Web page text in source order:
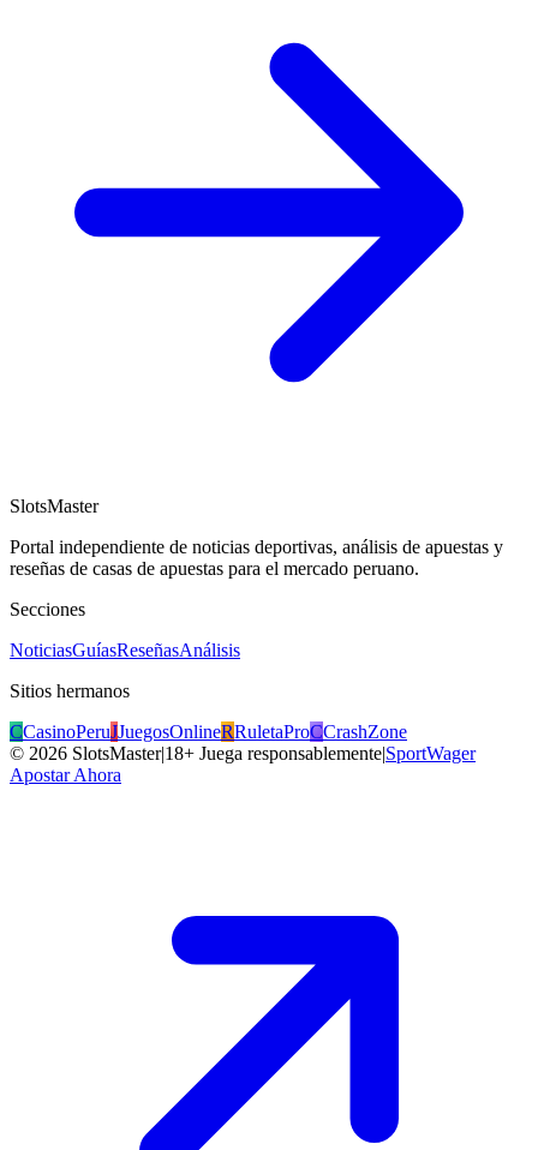
SlotsMaster
Portal independiente de noticias deportivas, análisis de apuestas y
reseñas de casas de apuestas para el mercado peruano.
Secciones
NoticiasGuíasReseñasAnálisis
Sitios hermanos
CCasinoPeruJJuegosOnlineRRuletaProCCrashZone
© 2026 SlotsMaster|18+ Juega responsablemente|SportWager
Apostar Ahora